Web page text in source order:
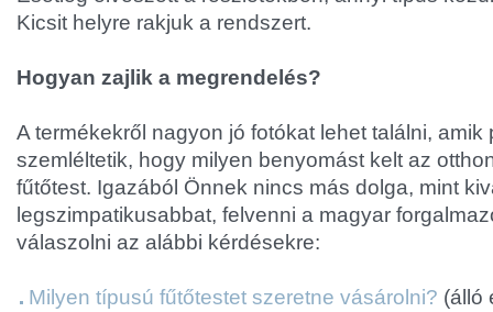
Kicsit helyre rakjuk a rendszert.
Hogyan zajlik a megrendelés?
A termékekről nagyon jó fotókat lehet találni, amik
szemléltetik, hogy milyen benyomást kelt az
fűtőtest. Igazából Önnek nincs más dolga, mint
legszimpatikusabbat, felvenni a magyar
válaszolni az alábbi kérdésekre:
Milyen típusú fűtőtestet szeretne vásárolni? (álló